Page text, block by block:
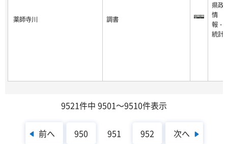
薬師寺川 調書
県政
情
報・
統計
9521件中 9501～9510件表示
前へ 950 951 952 次へ